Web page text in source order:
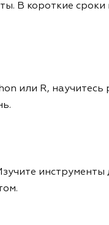
В короткие сроки
или R, научитесь
инструменты